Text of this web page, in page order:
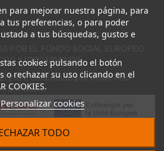
para mejorar nuestra página, para
tus preferencias, o para poder
a tus búsquedas, gustos e
cookies pulsando el botón
o rechazar su uso clicando en el
COOKIES.
Personalizar cookies
TODO
POR EL FONDO SOCIAL EUROPEO
2023/1143/03
€ concedido por el Servicio
Formación.